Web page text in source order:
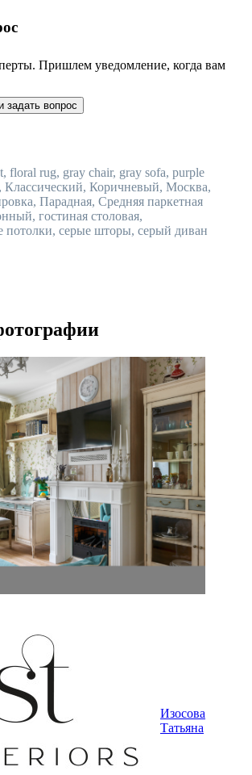
Пришлем уведомление, когда вам
задать вопрос
floral rug, gray chair, gray sofa, purple
Классический, Коричневый, Москва,
Парадная, Средняя паркетная
гостиная столовая,
потолки, серые шторы, серый диван
Прованс
Изосова
Татьяна